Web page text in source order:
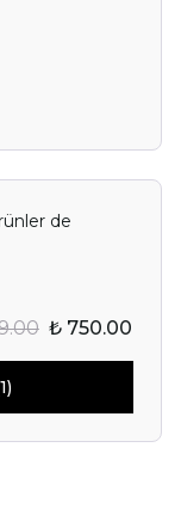
de
₺ 750.00